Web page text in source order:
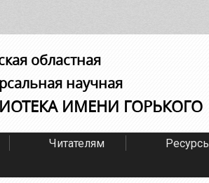
областная
научная
ИМЕНИ ГОРЬКОГО
Читателям